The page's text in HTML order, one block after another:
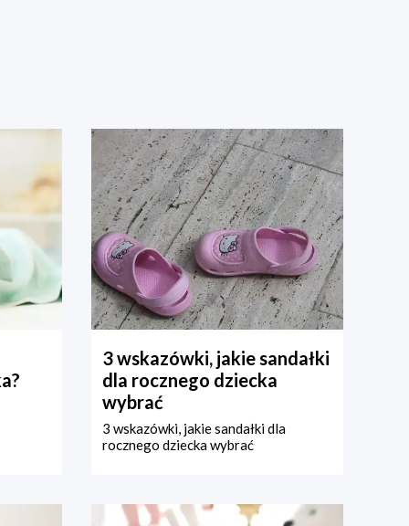
3 wskazówki, jakie sandałki
dla rocznego dziecka
wybrać
3 wskazówki, jakie sandałki dla
rocznego dziecka wybrać